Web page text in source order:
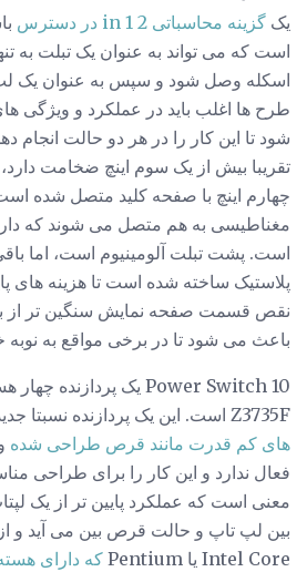
یک گزینه محاسباتی 2 in 1 در دسترس
است که می تواند به عنوان یک تبلت به
اسکله وصل شود و سپس به عنوان یک
طرح ها اغلب باید در عملکرد و ویژگی
شود تا این کار را در هر دو حالت انجام
تقریبا بیش از یک سوم اینچ ضخامت
چهارم اینچ با صفحه کلید متصل شده
مغناطیسی به هم متصل می شوند که
است. پشت تبلت آلومینیوم است، اما
پلاستیک ساخته شده است تا هزینه های
نقص قسمت صفحه نمایش سنگین تر از
باعث می شود تا در برخی مواقع به نوبه
Z3735F است. این یک پردازنده نسبتا جدید است که برای
های کم قدرت مانند قرص طراحی شده
فعال ندارد و این کار را برای طراحی
معنی است که عملکرد پایین تر از یک
بین لپ تاپ و حالت قرص بین می آید و
Intel Core یا Pentium
که دارای